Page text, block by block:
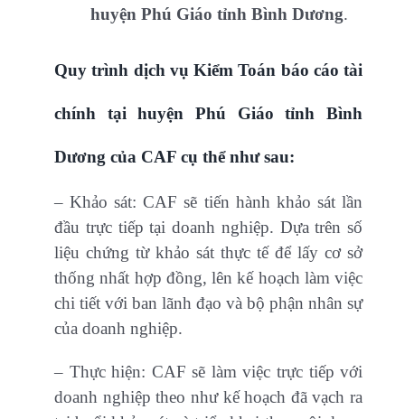
huyện Phú Giáo tỉnh Bình Dương.
Quy trình dịch vụ Kiểm Toán báo cáo tài
chính tại huyện Phú Giáo tỉnh Bình
Dương của CAF cụ thể như sau:
– Khảo sát: CAF sẽ tiến hành khảo sát lần
đầu trực tiếp tại doanh nghiệp. Dựa trên số
liệu chứng từ khảo sát thực tế để lấy cơ sở
thống nhất hợp đồng, lên kế hoạch làm việc
chi tiết với ban lãnh đạo và bộ phận nhân sự
của doanh nghiệp.
– Thực hiện: CAF sẽ làm việc trực tiếp với
doanh nghiệp theo như kế hoạch đã vạch ra